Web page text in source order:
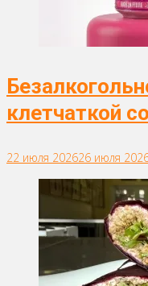
клетчаткой
22 июля 202626 июля